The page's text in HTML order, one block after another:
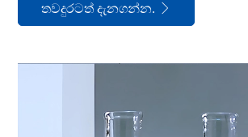
තවදුරටත් දැනගන්න. 